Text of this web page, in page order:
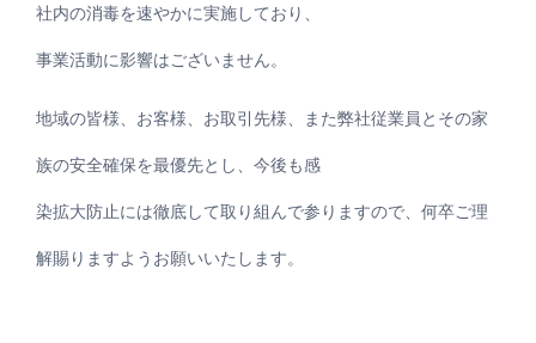
社内の消毒を速やかに実施しており、
事業活動に影響はございません。
地域の皆様、お客様、お取引先様、また弊社従業員とその家
族の安全確保を最優先とし、今後も感
染拡大防止には徹底して取り組んで参りますので、何卒ご理
解賜りますようお願いいたします。